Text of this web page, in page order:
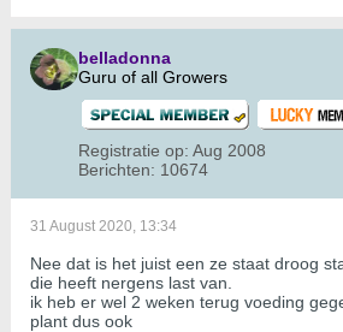
belladonna
Guru of all Growers
Registratie op: Aug 2008
Berichten: 10674
31 August 2020, 13:34
Nee dat is het juist een ze staat droog
die heeft nergens last van.
ik heb er wel 2 weken terug voeding
plant dus ook